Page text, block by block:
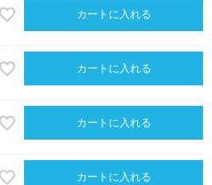
カートに入れる
カートに入れる
カートに入れる
カートに入れる